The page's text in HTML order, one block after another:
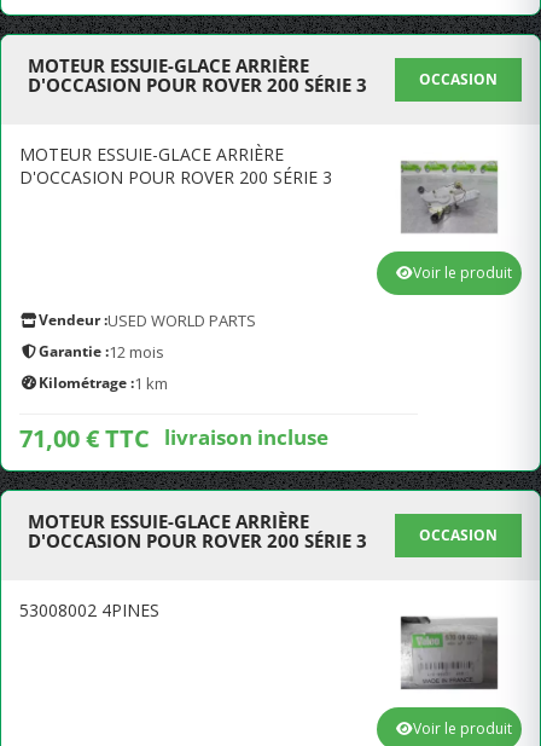
MOTEUR ESSUIE-GLACE ARRIÈRE
D'OCCASION POUR ROVER 200 SÉRIE 3
OCCASION
MOTEUR ESSUIE-GLACE ARRIÈRE
D'OCCASION POUR ROVER 200 SÉRIE 3
Vendeur :USED WORLD PARTS
Garantie :12 mois
Kilométrage :1 km
71,00 € TTC livraison incluse
Voir le produit
MOTEUR ESSUIE-GLACE ARRIÈRE
D'OCCASION POUR ROVER 200 SÉRIE 3
OCCASION
53008002 4PINES
Voir le produit